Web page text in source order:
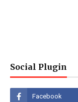
Social Plugin